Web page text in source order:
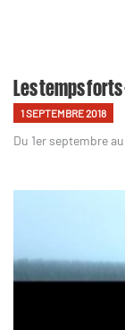
Les temps forts
1 SEPTEMBRE 2018
Du 1er septembre